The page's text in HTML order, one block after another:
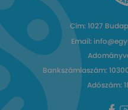
Cím: 1027
Email:
Bankszámlaszám:
Adószám: